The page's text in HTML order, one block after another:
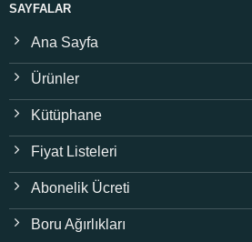
SAYFALAR
Ana Sayfa
Ürünler
Kütüphane
Fiyat Listeleri
Abonelik Ücreti
Boru Ağırlıkları